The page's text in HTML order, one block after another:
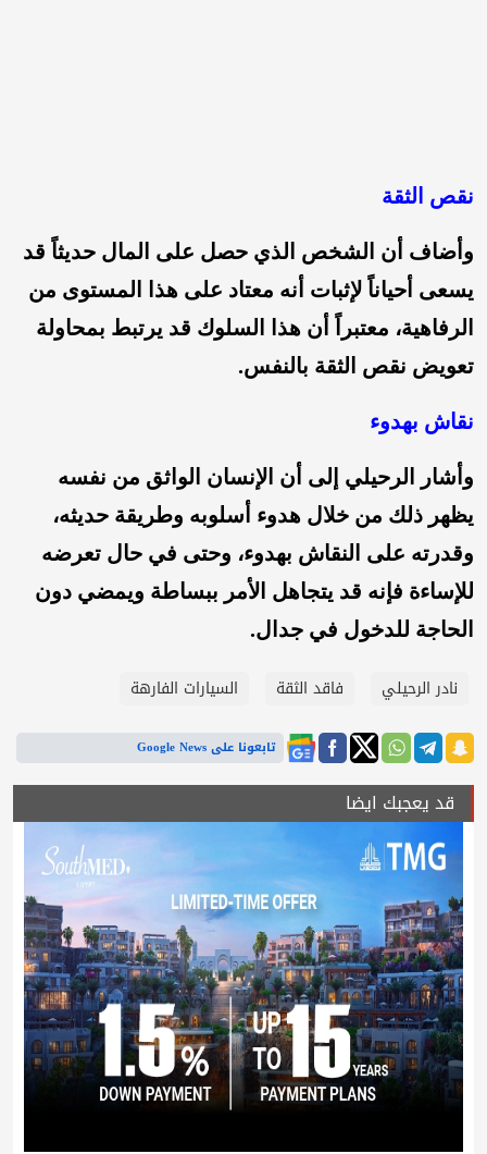
نقص الثقة
وأضاف أن الشخص الذي حصل على المال حديثاً قد
يسعى أحياناً لإثبات أنه معتاد على هذا المستوى من
الرفاهية، معتبراً أن هذا السلوك قد يرتبط بمحاولة
تعويض نقص الثقة بالنفس.
نقاش بهدوء
وأشار الرحيلي إلى أن الإنسان الواثق من نفسه
يظهر ذلك من خلال هدوء أسلوبه وطريقة حديثه،
وقدرته على النقاش بهدوء، وحتى في حال تعرضه
للإساءة فإنه قد يتجاهل الأمر ببساطة ويمضي دون
الحاجة للدخول في جدال.
نادر الرحيلي فاقد الثقة السيارات الفارهة
تابعونا على Google News
قد يعجبك ايضا